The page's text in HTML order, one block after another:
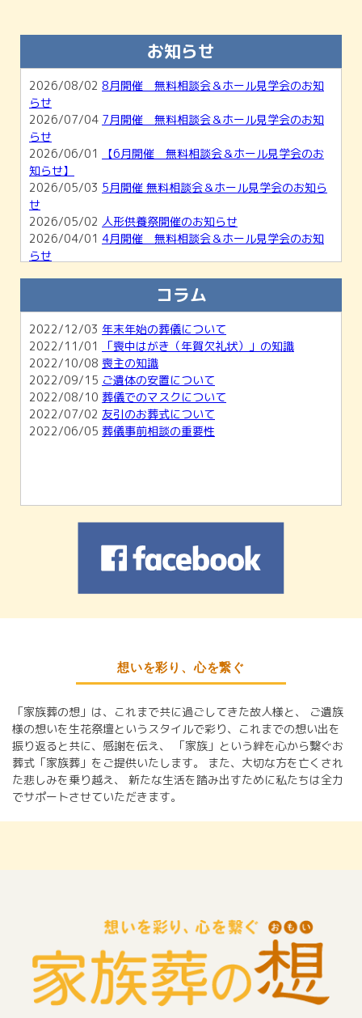
お知らせ
2026/08/02 8月開催 無料相談会＆ホール見学会のお知
らせ
2026/07/04 7月開催 無料相談会＆ホール見学会のお知
らせ
2026/06/01
【6月開催 無料相談会＆ホール見学会のお
知らせ】
2026/05/03 5月開催 無料相談会＆ホール見学会のお知ら
せ
2026/05/02 人形供養祭開催のお知らせ
2026/04/01 4月開催 無料相談会＆ホール見学会のお知
らせ
【2月開催】無料相談会＆ホール見学会のご
案内
2026/01/04 1月無料相談会＆ホール見学会のお知らせ
2025/11/30 12月無料相談会＆ホール見学会のお知らせ
コラム
2022/12/03 年末年始の葬儀について
2022/11/01
「喪中はがき（年賀欠礼状）」の知識
2022/10/08 喪主の知識
2022/09/15 ご遺体の安置について
2022/08/10 葬儀でのマスクについて
2022/07/02 友引のお葬式について
2022/06/05 葬儀事前相談の重要性
想いを彩り、心を繋ぐ
「家族葬の想」は、これまで共に過ごしてきた故人様と、
ご遺族
様の想いを生花祭壇というスタイルで彩り、これまでの想い出を
振り返ると共に、感謝を伝え、
「家族」という絆を心から繋ぐお
葬式「家族葬」をご提供いたします。
また、大切な方を亡くされ
た悲しみを乗り越え、
新たな生活を踏み出すために私たちは全力
でサポートさせていただきます。